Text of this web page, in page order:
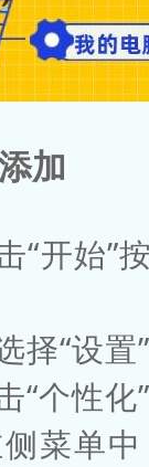
加
“开始”
择“设
“个性化
菜单